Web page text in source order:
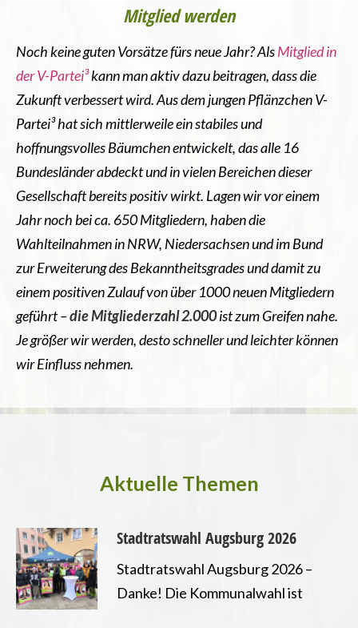
Mitglied werden
Noch keine guten Vorsätze fürs neue Jahr? AlsMitglied in
der V-Partei³kann man aktiv dazu beitragen, dass die
Zukunft verbessert wird. Aus dem jungen Pflänzchen V-
Partei³ hat sich mittlerweile ein stabiles und
hoffnungsvolles Bäumchen entwickelt, das alle 16
Bundesländer abdeckt und in vielen Bereichen dieser
Gesellschaft bereits positiv wirkt. Lagen wir vor einem
Jahr noch bei ca. 650 Mitgliedern, haben die
Wahlteilnahmen in NRW, Niedersachsen und im Bund
zur Erweiterung des Bekanntheitsgrades und damit zu
einem positiven Zulauf von über 1000 neuen Mitgliedern
geführt –die Mitgliederzahl 2.000ist zum Greifen nahe.
Je größer wir werden, desto schneller und leichter können
wir Einfluss nehmen.
Aktuelle Themen
Stadtratswahl Augsburg 2026
Stadtratswahl Augsburg 2026 –
Danke! Die Kommunalwahl ist